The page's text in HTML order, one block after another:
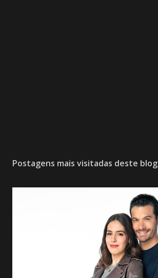
Postagens mais visitadas deste blog